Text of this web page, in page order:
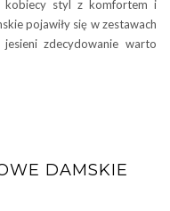
kobiecy styl z komfortem i
pojawiły się w zestawach
zdecydowanie warto
DAMSKIE